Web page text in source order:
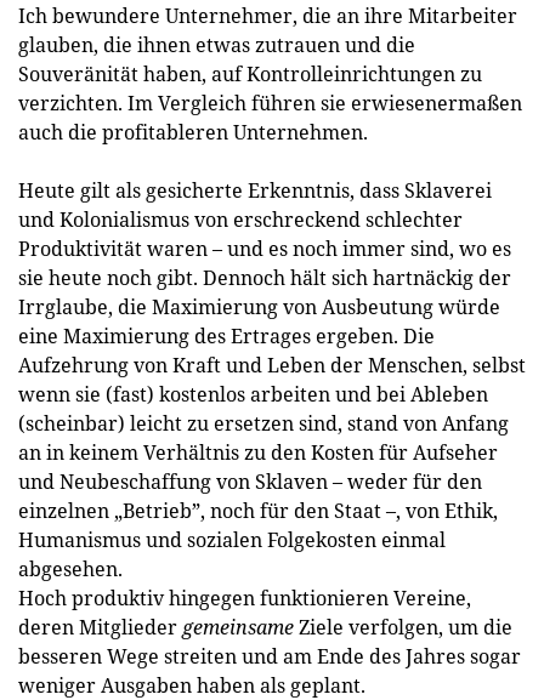
Ich bewundere Unternehmer, die an ihre Mitarbeiter
glauben, die ihnen etwas zutrauen und die
Souveränität haben, auf Kontrolleinrichtungen zu
verzichten. Im Vergleich führen sie erwiesenermaßen
auch die profitableren Unternehmen.
Heute gilt als gesicherte Erkenntnis, dass Sklaverei
und Kolonialismus von erschreckend schlechter
Produktivität waren – und es noch immer sind, wo es
sie heute noch gibt. Dennoch hält sich hartnäckig der
Irrglaube, die Maximierung von Ausbeutung würde
eine Maximierung des Ertrages ergeben. Die
Aufzehrung von Kraft und Leben der Menschen, selbst
wenn sie (fast) kostenlos arbeiten und bei Ableben
(scheinbar) leicht zu ersetzen sind, stand von Anfang
an in keinem Verhältnis zu den Kosten für Aufseher
und Neubeschaffung von Sklaven – weder für den
einzelnen „Betrieb”, noch für den Staat –, von Ethik,
Humanismus und sozialen Folgekosten einmal
abgesehen.
Hoch produktiv hingegen funktionieren Vereine,
deren Mitglieder gemeinsameZiele verfolgen, um die
besseren Wege streiten und am Ende des Jahres sogar
weniger Ausgaben haben als geplant.